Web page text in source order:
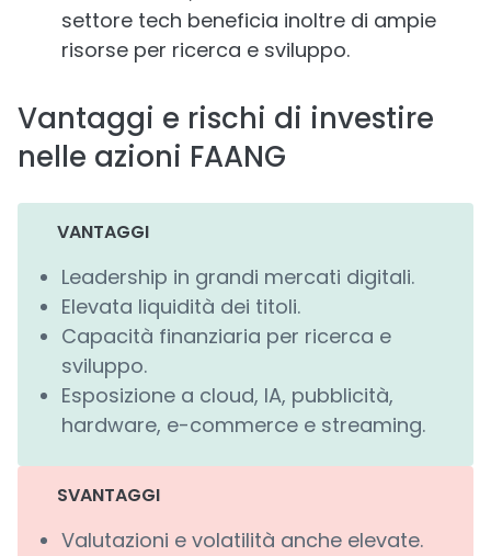
settore tech beneficia inoltre di ampie
risorse per ricerca e sviluppo.
Vantaggi e rischi di investire
nelle azioni FAANG
VANTAGGI
Leadership in grandi mercati digitali.
Elevata liquidità dei titoli.
Capacità finanziaria per ricerca e
sviluppo.
Esposizione a cloud, IA, pubblicità,
hardware, e-commerce e streaming.
SVANTAGGI
Valutazioni e volatilità anche elevate.